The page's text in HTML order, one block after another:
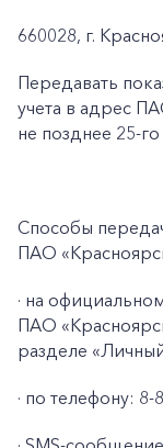
660028, г.
Передавать
учета в адрес
не позднее 25-
Способы
ПАО
· на
ПАО
разделе
· по телефону: 8-